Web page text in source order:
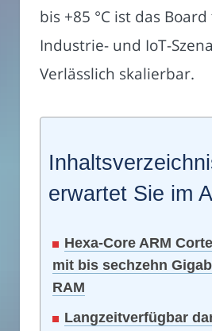
bis +85 °C ist das
Industrie- und IoT-
Verlässlich skalierbar.
erwartet Sie im
Hexa-Core ARM
mit bis sechzehn
RAM
Langzeitverfügbar